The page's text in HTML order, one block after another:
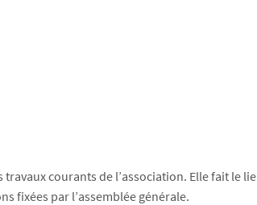
travaux courants de l’association. Elle fait
fixées par l’assemblée générale.